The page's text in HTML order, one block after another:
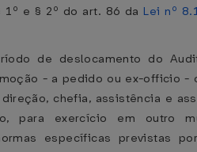
e § 2º do art. 86 da Lei nº
de deslocamento do
- a pedido ou ex-officio -
chefia, assistência e
para exercício em outro
específicas previstas